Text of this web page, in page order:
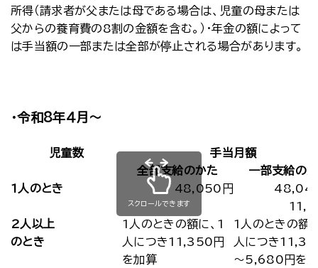
所得（請求者が父または母である場合は、児童の母または
父からの養育費の8割の金額を含む。）・年金の額によって
は手当額の一部または全部が停止される場合があります。
・令和8年４月～
児童数
手当月額
全部支給のかた
一部支給の
1人のとき
48,050円
2人以上
のとき
1人のときの額に、1
人につき11,350円
を加算
1人のときの額
人につき
～5,680円を
スクロールできます